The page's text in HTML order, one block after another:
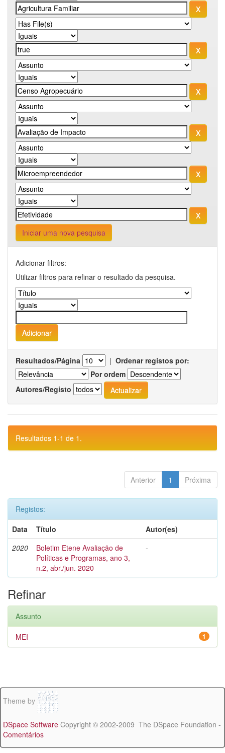
Iniciar uma nova pesquisa
Adicionar filtros:
Utilizar filtros para refinar o resultado da pesquisa.
Resultados/Página | Ordenar registos por:
Por ordem
Autores/Registo
Resultados 1-1 de 1.
Anterior 1 Próxima
Registos:
Data
Título
Autor(es)
2020
Boletim Etene Avaliação de
Políticas e Programas, ano 3,
n.2, abr./jun. 2020
-
Refinar
Assunto
1
MEI
Theme by
DSpace Software Copyright © 2002-2009 The DSpace Foundation -
Comentários